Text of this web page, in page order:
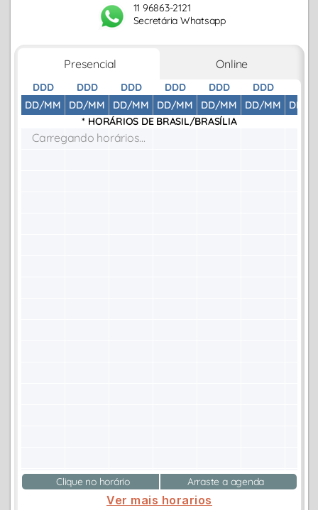
11 96863-2121
Secretária Whatsapp
Presencial Online
DDD
DD/MM
DDD
DD/MM
DDD
DD/MM
DDD
DD/MM
DDD
DD/MM
DDD
DD/MM
DD/
* HORÁRIOS DE BRASIL/BRASÍLIA
Carregando horários...
Clique no horário Arraste a agenda
Ver mais horarios